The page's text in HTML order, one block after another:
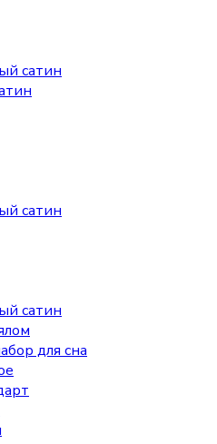
сатин
сатин
сатин
для сна